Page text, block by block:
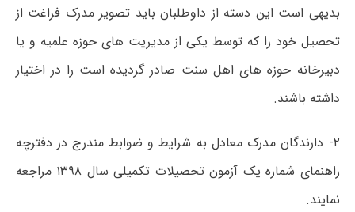
بدیهی است این دسته از داوطلبان باید تصویر مدرک فراغت از
تحصیل خود را که توسط یکی از مدیریت های حوزه علمیه و یا
دبیرخانه حوزه های اهل سنت صادر گردیده است را در اختیار
داشته باشند.
۲- دارندگان مدرک معادل به شرایط و ضوابط مندرج در دفترچه
راهنمای شماره یک آزمون تحصیلات تکمیلی سال ۱۳۹۸ مراجعه
نمایند.